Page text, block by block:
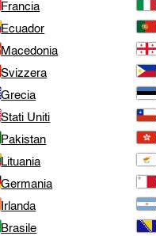
Francia
Ecuador
Macedonia
Svizzera
Grecia
Stati Uniti
Pakistan
Lituania
Germania
Irlanda
Brasile